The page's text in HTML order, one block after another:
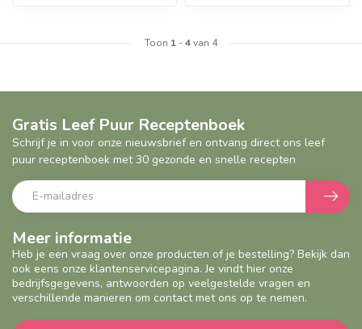
Toon 1 -4van 4
Meer informatie
Heb je een vraag over onze producten of je bestelling? Bekijk dan
ook eens onze klantenservicepagina. Je vindt hier onze
bedrijfsgegevens, antwoorden op veelgestelde vragen en
verschillende manieren om contact met ons op te nemen.
Gratis Leef Puur Receptenboek
Schrijf je in voor onze nieuwsbrief en ontvang direct ons leef
puur receptenboek met 30 gezonde en snelle recepten